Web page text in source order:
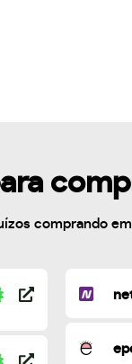
comprando